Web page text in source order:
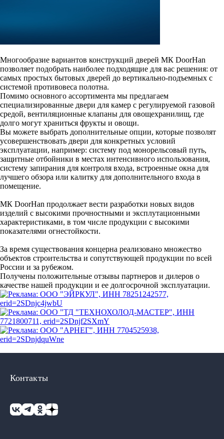
Многообразие вариантов конструкций дверей МК DoorHan
позволяет подобрать наиболее подходящие для вас решения: от
самых простых бытовых дверей до вертикально-подъемных с
системой противовеса полотна.
Помимо основного ассортимента мы предлагаем
специализированные двери для камер с регулируемой газовой
средой, вентиляционные клапаны для овощехранилищ, где
долго могут храниться фрукты и овощи.
Вы можете выбрать дополнительные опции, которые позволят
усовершенствовать двери для конкретных условий
эксплуатации, например: систему под монорельсовый путь,
защитные отбойники в местах интенсивного использования,
систему запирания для контроля входа, встроенные окна для
лучшего обзора или калитку для дополнительного входа в
помещение.
МК DoorHan продолжает вести разработки новых видов
изделий с высокими прочностными и эксплутационными
характеристиками, в том числе продукции с высокими
показателями огнестойкости.
За время существования концерна реализовано множество
объектов строительства и сопутствующей продукции по всей
России и за рубежом.
Получены положительные отзывы партнеров и дилеров о
качестве нашей продукции и ее долгосрочной эксплуатации.
Контакты